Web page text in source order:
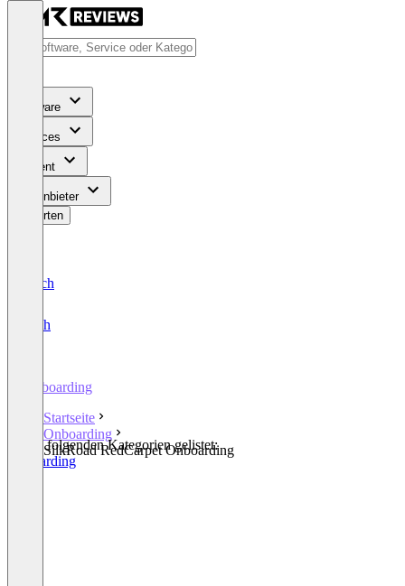
Software
Services
Content
Für Anbieter
Bewerten
Deutsch
English
Onboarding
Startseite
Onboarding
SilkRoad RedCarpet Onboarding
In den folgenden Kategorien gelistet:
Onboarding